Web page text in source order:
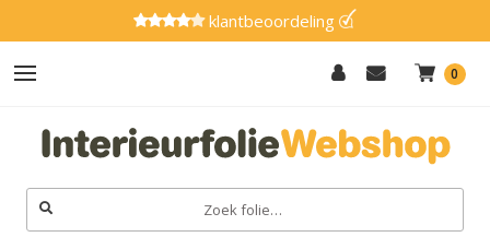
klantbeoordeling
0
Zoeken
naar:
Hout
Effen
Marmer